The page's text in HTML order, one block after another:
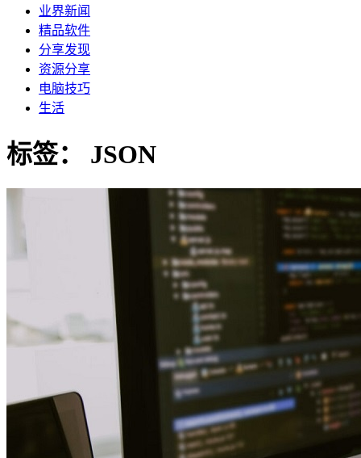
业界新闻
精品软件
分享发现
资源分享
电脑技巧
生活
标签： JSON